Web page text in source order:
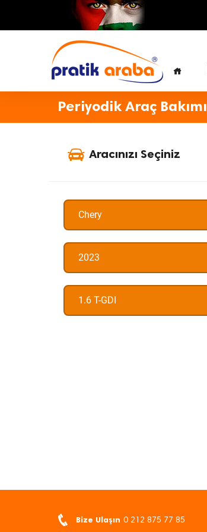
Periyodik Araç Bakımı
Aracınızı Seçiniz
Chery
2023
1.6 T-GDI
Bize Ulaşın 0 212 875 77 85